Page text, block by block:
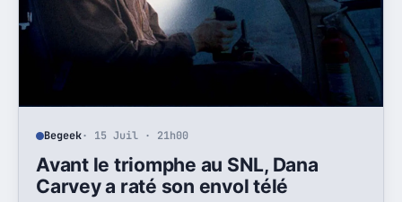
Begeek· 15 Juil · 21h00
Avant le triomphe au SNL, Dana
Carvey a raté son envol télé